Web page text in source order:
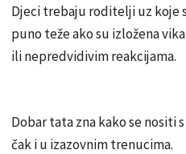
Djeci trebaju roditelji uz koje
puno teže ako su izložena
ili nepredvidivim reakcijama.
Dobar tata zna kako se nositi
čak i u izazovnim trenucima.